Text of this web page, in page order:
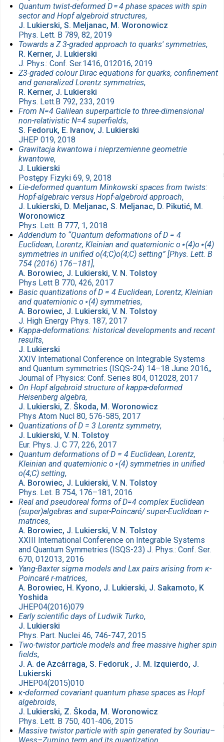
Quantum twist-deformed D = 4 phase spaces with spin
sector and Hopf algebroid structures,
J. Lukierski, S. Meljanac, M. Woronowicz
Phys. Lett. B 789, 82, 2019
Towards a Z 3-graded approach to quarks' symmetries,
R. Kerner, J. Lukierski
J. Phys.: Conf. Ser.1416, 012016, 2019
Z3-graded colour Dirac equations for quarks, confinement
and generalized Lorentz symmetries,
R. Kerner, J. Lukierski
Phys. Lett.B 792, 233, 2019
From N=4 Galilean superparticle to three-dimensional
non-relativistic N=4 superfields,
S. Fedoruk, E. Ivanov, J. Lukierski
JHEP 019, 2018
Grawitacja kwantowa i nieprzemienne geometrie
kwantowe,
J. Lukierski
Postępy Fizyki 69, 9, 2018
Lie-deformed quantum Minkowski spaces from twists:
Hopf-algebraic versus Hopf-algebroid approach,
J. Lukierski, D. Meljanac, S. Meljanac, D. Pikutić, M.
Woronowicz
Phys. Lett. B 777, 1, 2018
Addendum to “Quantum deformations of D = 4
Euclidean, Lorentz, Kleinian and quaternionic o⋆(4)o⋆(4)
symmetries in unified o(4;C)o(4;C) setting” [Phys. Lett. B
754 (2016) 176–181],
A. Borowiec, J. Lukierski, V. N. Tolstoy
Phys Lett B 770, 426, 2017
Basic quantizations of D = 4 Euclidean, Lorentz, Kleinian
and quaternionic o⋆(4) symmetries,
A. Borowiec, J. Lukierski, V. N. Tolstoy
J. High Energy Phys. 187, 2017
Kappa-deformations: historical developments and recent
results,
J. Lukierski
XXIV International Conference on Integrable Systems
and Quantum symmetries (ISQS-24) 14–18 June 2016,,
Journal of Physics: Conf. Series 804, 012028, 2017
On Hopf algebroid structure of kappa-deformed
Heisenberg algebra,
J. Lukierski, Z. Škoda, M. Woronowicz
Phys Atom Nucl 80, 576-585, 2017
Quantizations of D = 3 Lorentz symmetry,
J. Lukierski, V. N. Tolstoy
Eur. Phys. J. C 77, 226, 2017
Quantum deformations of D = 4 Euclidean, Lorentz,
Kleinian and quaternionic o⋆(4) symmetries in unified
o(4;C) setting,
A. Borowiec, J. Lukierski, V. N. Tolstoy
Phys. Let. B 754, 176–181, 2016
Real and pseudoreal forms of D=4 complex Euclidean
(super)algebras and super-Poincaré/ super-Euclidean r-
matrices,
A. Borowiec, J. Lukierski, V. N. Tolstoy
XXIII International Conference on Integrable Systems
and Quantum Symmetries (ISQS-23) J. Phys.: Conf. Ser.
670, 012013, 2016
Yang-Baxter sigma models and Lax pairs arising from κ-
Poincaré r-matrices,
A. Borowiec, H. Kyono, J. Lukierski, J. Sakamoto, K
Yoshida
JHEP04(2016)079
Early scientific days of Ludwik Turko,
J. Lukierski
Phys. Part. Nuclei 46, 746-747, 2015
Two-twistor particle models and free massive higher spin
fields,
J. A. de Azcárraga, S. Fedoruk , J. M. Izquierdo, J.
Lukierski
JHEP04(2015)010
κ-deformed covariant quantum phase spaces as Hopf
algebroids,
J. Lukierski, Z. Škoda, M. Woronowicz
Phys. Lett. B 750, 401-406, 2015
Massive twistor particle with spin generated by Souriau–